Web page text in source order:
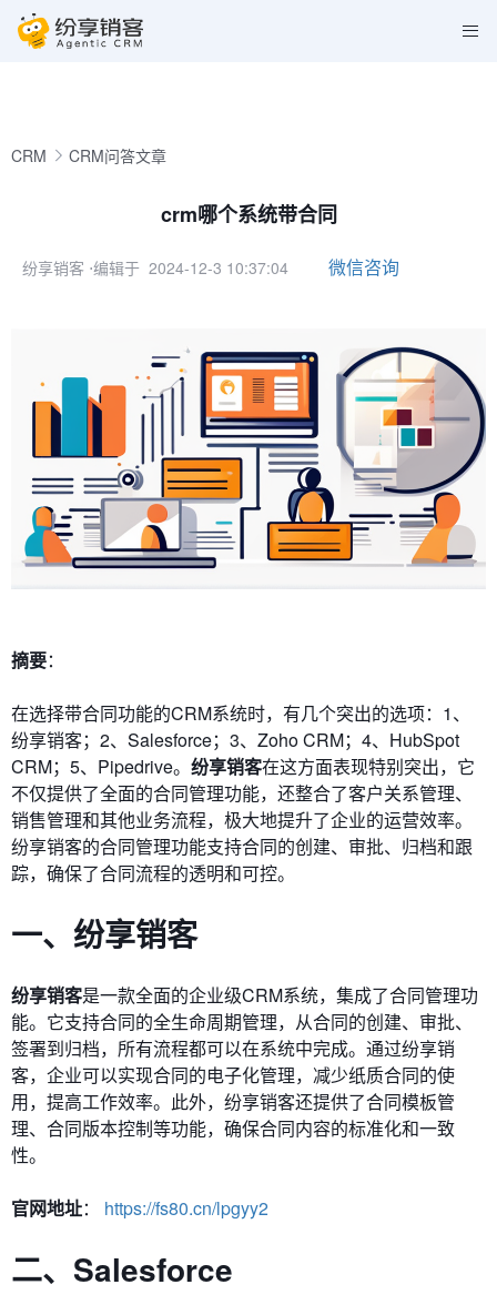
CRM CRM问答文章
crm哪个系统带合同
纷享销客 ⋅编辑于 2024-12-3 10:37:04 微信咨询
摘要：
在选择带合同功能的CRM系统时，有几个突出的选项：1、
纷享销客；2、Salesforce；3、Zoho CRM；4、HubSpot
CRM；5、Pipedrive。 纷享销客在这方面表现特别突出，它
不仅提供了全面的合同管理功能，还整合了客户关系管理、
销售管理和其他业务流程，极大地提升了企业的运营效率。
纷享销客的合同管理功能支持合同的创建、审批、归档和跟
踪，确保了合同流程的透明和可控。
一、纷享销客
纷享销客是一款全面的企业级CRM系统，集成了合同管理功
能。它支持合同的全生命周期管理，从合同的创建、审批、
签署到归档，所有流程都可以在系统中完成。通过纷享销
客，企业可以实现合同的电子化管理，减少纸质合同的使
用，提高工作效率。此外，纷享销客还提供了合同模板管
理、合同版本控制等功能，确保合同内容的标准化和一致
性。
官网地址： https://fs80.cn/lpgyy2
二、Salesforce